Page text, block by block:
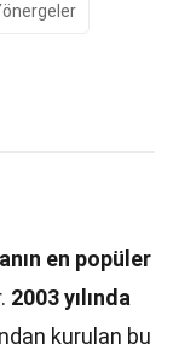
en popüler
2003 yılında
kurulan bu